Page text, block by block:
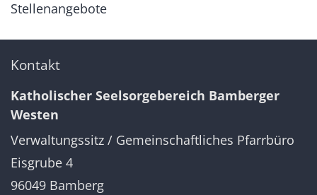
Stellenangebote
Kontakt
Katholischer Seelsorgebereich Bamberger
Westen
Verwaltungssitz / Gemeinschaftliches Pfarrbüro
Eisgrube 4
96049 Bamberg